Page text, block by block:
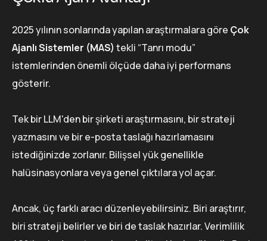
2025 yılının sonlarında yapılan araştırmalara göre Çok
Ajanlı Sistemler (MAS) tekli “Tanrı modu”
istemlerinden önemli ölçüde daha iyi performans
gösterir.
Tek bir LLM'den bir şirketi araştırmasını, bir strateji
yazmasını ve bir e-posta taslağı hazırlamasını
istediğinizde zorlanır. Bilişsel yük genellikle
halüsinasyonlara veya genel çıktılara yol açar.
Ancak, üç farklı aracı düzenleyebilirsiniz. Biri araştırır,
biri strateji belirler ve biri de taslak hazırlar. Verimlilik